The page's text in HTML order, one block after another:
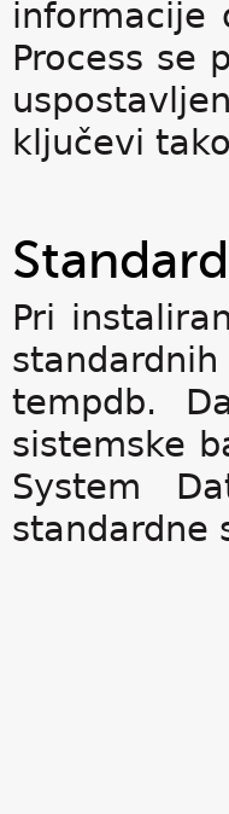
informacije
Process se
ključevi
Pri
tempdb.
sistemske
System
standardne